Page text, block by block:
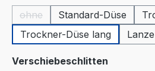
ohne
(Diese Option ist zurzeit nicht
Standard-Düse
Trockner-Düse lang
Lanze
Verschiebeschlitten